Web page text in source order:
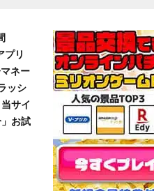
プリ
ネー
ッシ
サイ
お試